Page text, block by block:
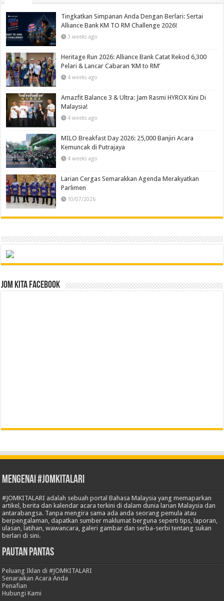
Tingkatkan Simpanan Anda Dengan Berlari: Sertai
Alliance Bank KM TO RM Challenge 2026!
3 weeks ago
Heritage Run 2026: Alliance Bank Catat Rekod 6,300
Pelari & Lancar Cabaran ‘KM to RM’
4 weeks ago
Amazfit Balance 3 & Ultra: Jam Rasmi HYROX Kini Di
Malaysia!
4 weeks ago
MILO Breakfast Day 2026: 25,000 Banjiri Acara
Kemuncak di Putrajaya
4 weeks ago
Larian Cergas Semarakkan Agenda Merakyatkan
Parlimen
10/07/2026
Jom Kita Facebook
Mengenai #JOMKITALARI
#JOMKITALARI adalah sebuah portal Bahasa Malaysia yang memaparkan
artikel, berita dan kalendar acara terkini di dalam dunia larian Malaysia dan
antarabangsa. Tanpa mengira sama ada anda seorang pemula atau
berpengalaman, dapatkan sumber maklumat berguna seperti tips, laporan,
ulasan, latihan, wawancara, galeri gambar dan serba-serbi tentang sukan
berlari di sini.
Pautan Pantas
Peluang Iklan di #JOMKITALARI
Senaraikan Acara Anda
Penafian
Hubungi Kami